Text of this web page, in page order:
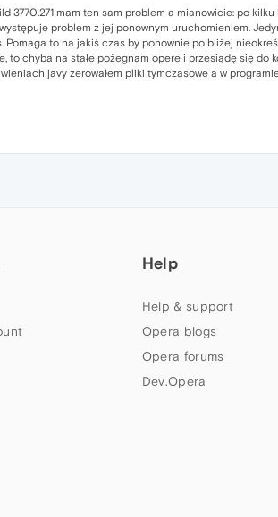
3770.271 mam ten sam problem a mianowicie: po
problem z jej ponownym uruchomieniem.
to na jakiś czas by ponownie po bliżej
to chyba na stałe pożegnam opere i przesiądę się do
javy zerowałem pliki tymczasowe a w
Help
Help & support
Opera blogs
Opera forums
Dev.Opera